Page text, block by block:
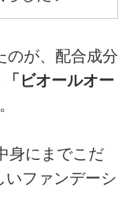
のが、配合成分
「ビオールオー
。
身にまでこだ
ファンデーシ